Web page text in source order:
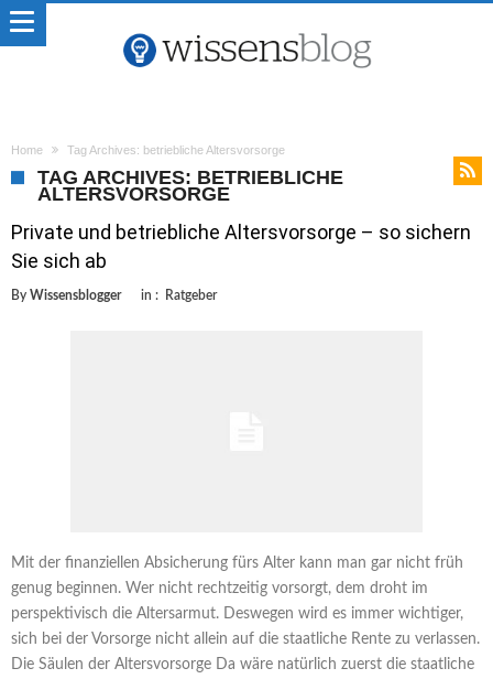
Home Tag Archives: betriebliche Altersvorsorge
TAG ARCHIVES: BETRIEBLICHE
ALTERSVORSORGE
Private und betriebliche Altersvorsorge – so sichern
Sie sich ab
By Wissensblogger in : Ratgeber
Mit der finanziellen Absicherung fürs Alter kann man gar nicht früh
genug beginnen. Wer nicht rechtzeitig vorsorgt, dem droht im
perspektivisch die Altersarmut. Deswegen wird es immer wichtiger,
sich bei der Vorsorge nicht allein auf die staatliche Rente zu verlassen.
Die Säulen der Altersvorsorge Da wäre natürlich zuerst die staatliche